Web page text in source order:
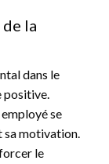
la
dans le
positive.
se
sa motivation.
le